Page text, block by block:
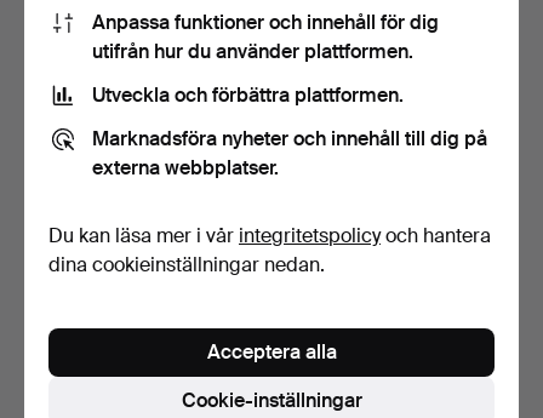
Klubbades 5 feb 2023
20 bud
Klubbades 5 feb 2023
69 USD
Anpassa funktioner och innehåll för dig
utifrån hur du använder plattformen.
Utveckla och förbättra plattformen.
Marknadsföra nyheter och innehåll till dig på
externa webbplatser.
Du kan läsa mer i vår integritetspolicyoch hantera
dina cookieinställningar nedan.
Cookie-inställningar
Acceptera alla